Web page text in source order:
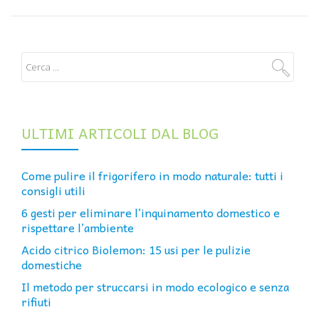
ULTIMI ARTICOLI DAL BLOG
Come pulire il frigorifero in modo naturale: tutti i
consigli utili
6 gesti per eliminare l’inquinamento domestico e
rispettare l’ambiente
Acido citrico Biolemon: 15 usi per le pulizie
domestiche
Il metodo per struccarsi in modo ecologico e senza
rifiuti